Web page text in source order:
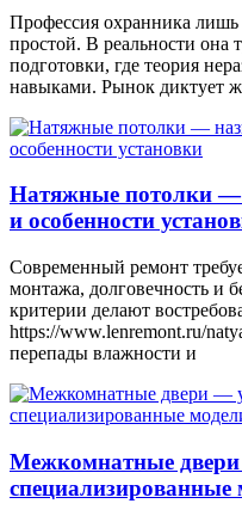
Профессия охранника лишь
простой. В реальности она
подготовки, где теория
навыками. Рынок диктует
Натяжные потолки —
и особенности
Современный ремонт
монтажа, долговечность и
критерии делают
https://www.lenremont.ru/
перепады влажности и
Межкомнатные
специализированные